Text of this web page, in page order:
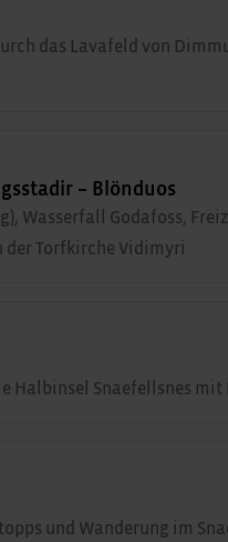
das Lavafeld von
– Blönduos
Wasserfall Godafoss,
der Torfkirche Vidimyri
Halbinsel Snaefellsnes mit
und Wanderung im